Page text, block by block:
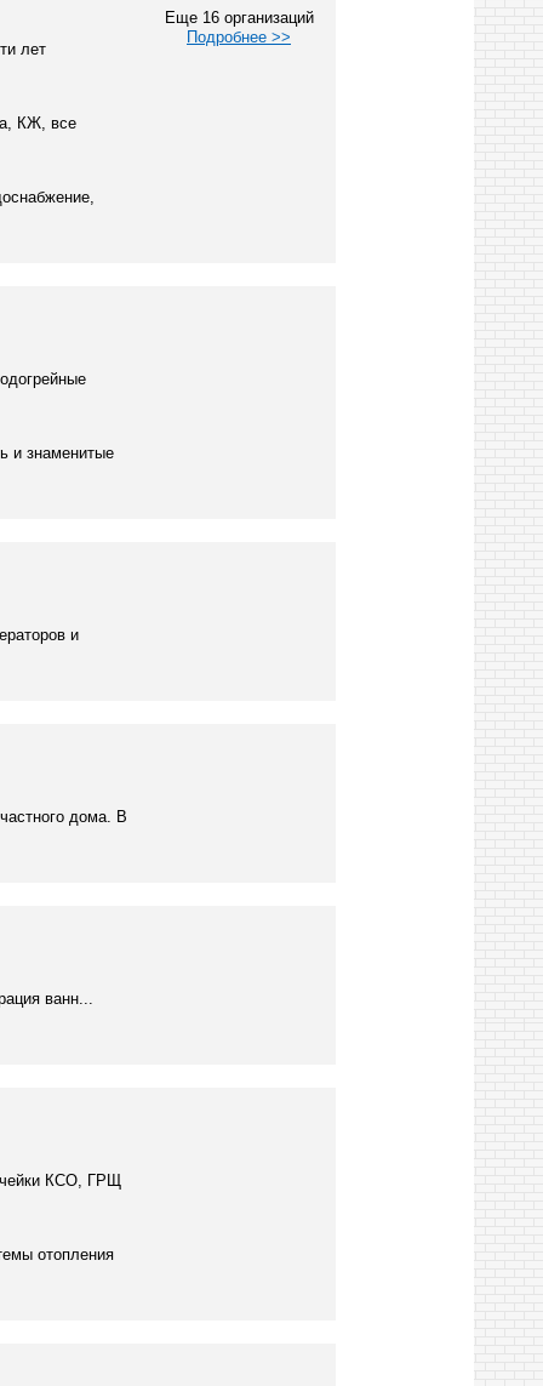
Еще 16 организаций
Подробнее >>
лет
КЖ, все
и знаменитые
и
дома. В
ванн...
КСО, ГРЩ
отопления